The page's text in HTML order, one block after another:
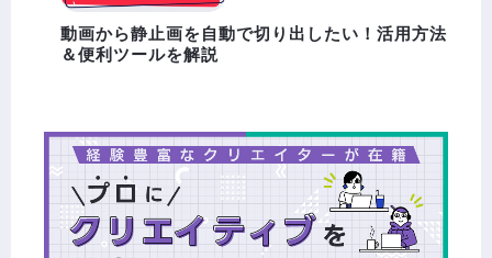
動画から静止画を自動で切り出したい！活用方法
＆便利ツールを解説